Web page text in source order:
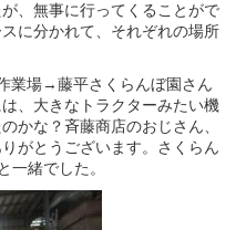
、無事に行ってくることがで
に分かれて、それぞれの場所
業場→藤平さくらんぼ園さん
、大きなトラクターみたい機
かな？斉藤商店のおじさん、
がとうございます。さくらん
一緒でした。